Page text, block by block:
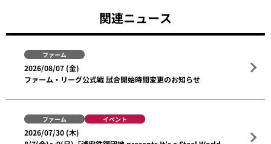
関連ニュース
ファーム
2026/08/07 (金)
ファーム・リーグ公式戦 試合開始時間変更のお知らせ
ファーム イベント
2026/07/30 (木)